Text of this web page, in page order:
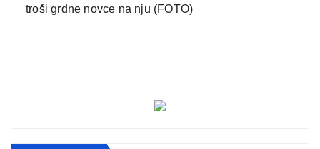
troši grdne novce na nju (FOTO)